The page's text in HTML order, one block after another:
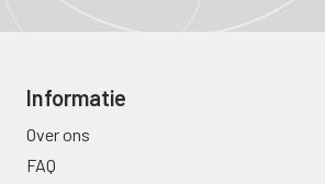
Informatie
Over ons
FAQ